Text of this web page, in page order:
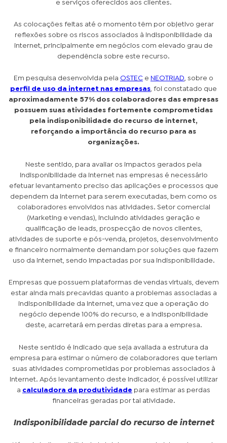
e serviços oferecidos aos clientes.
As colocações feitas até o momento têm por objetivo gerar
reflexões sobre os riscos associados à indisponibilidade da
internet, principalmente em negócios com elevado grau de
dependência sobre este recurso.
Em pesquisa desenvolvida pela OSTEC e NEOTRIAD, sobre o
perfil de uso da internet nas empresas, foi constatado que
aproximadamente 57% dos colaboradores das empresas
possuem suas atividades fortemente comprometidas
pela indisponibilidade do recurso de internet,
reforçando a importância do recurso para as
organizações.
Neste sentido, para avaliar os impactos gerados pela
indisponibilidade da internet nas empresas é necessário
efetuar levantamento preciso das aplicações e processos que
dependem da internet para serem executadas, bem como os
colaboradores envolvidos nas atividades. Setor comercial
(Marketing e vendas), incluindo atividades geração e
qualificação de leads, prospecção de novos clientes,
atividades de suporte e pós-venda, projetos, desenvolvimento
e financeiro normalmente demandam por soluções que fazem
uso da internet, sendo impactadas por sua indisponibilidade.
Empresas que possuem plataformas de vendas virtuais, devem
estar ainda mais precavidas quanto a problemas associadas a
indisponibilidade da internet, uma vez que a operação do
negócio depende 100% do recurso, e a indisponibilidade
deste, acarretará em perdas diretas para a empresa.
Neste sentido é indicado que seja avaliada a estrutura da
empresa para estimar o número de colaboradores que teriam
suas atividades comprometidas por problemas associados à
internet. Após levantamento deste indicador, é possível utilizar
a calculadora da produtividade para estimar as perdas
financeiras geradas por tal atividade.
Indisponibilidade parcial do recurso de internet